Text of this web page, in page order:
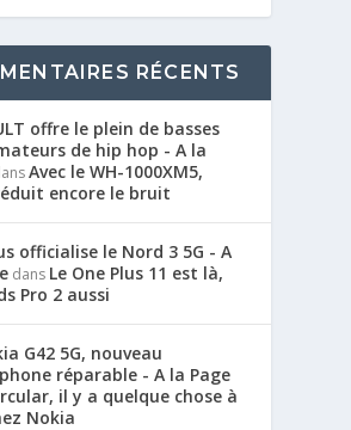
RÉCENTS
offre le plein de basses
de hip hop - A la
Avec le WH-1000XM5,
encore le bruit
officialise le Nord 3 5G - A
dans Le One Plus 11 est là,
Pro 2 aussi
G42 5G, nouveau
réparable - A la Page
il y a quelque chose à
Nokia